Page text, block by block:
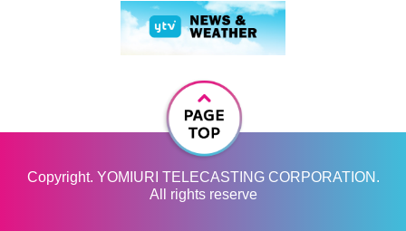
Copyright. YOMIURI TELECASTING CORPORATION.
All rights reserve